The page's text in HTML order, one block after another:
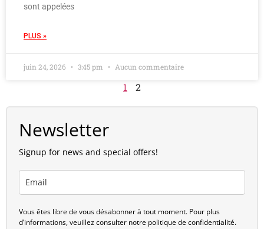
sont appelées
PLUS »
juin 24, 2026 3:45 pm Aucun commentaire
1 2
Newsletter
Signup for news and special offers!
Vous êtes libre de vous désabonner à tout moment. Pour plus
d’informations, veuillez consulter notre politique de confidentialité.